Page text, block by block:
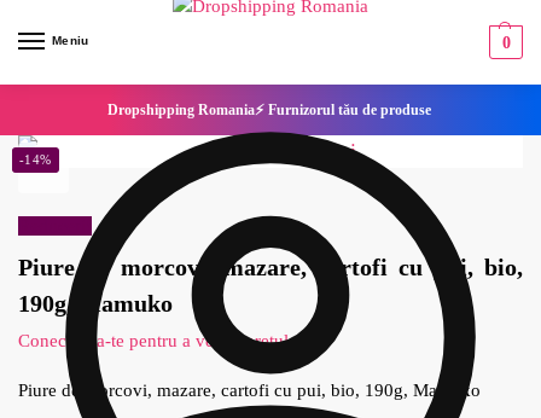
Meniu 0
Dropshipping Romania⚡ Furnizorul tău de produse
Piure de morcovi, mazare, cartofi cu pui, bio,
190g, Mamuko
Conecteaza-te pentru a vedea pretul
-14%
Piure de morcovi, mazare, cartofi cu pui, bio, 190g, Mamuko